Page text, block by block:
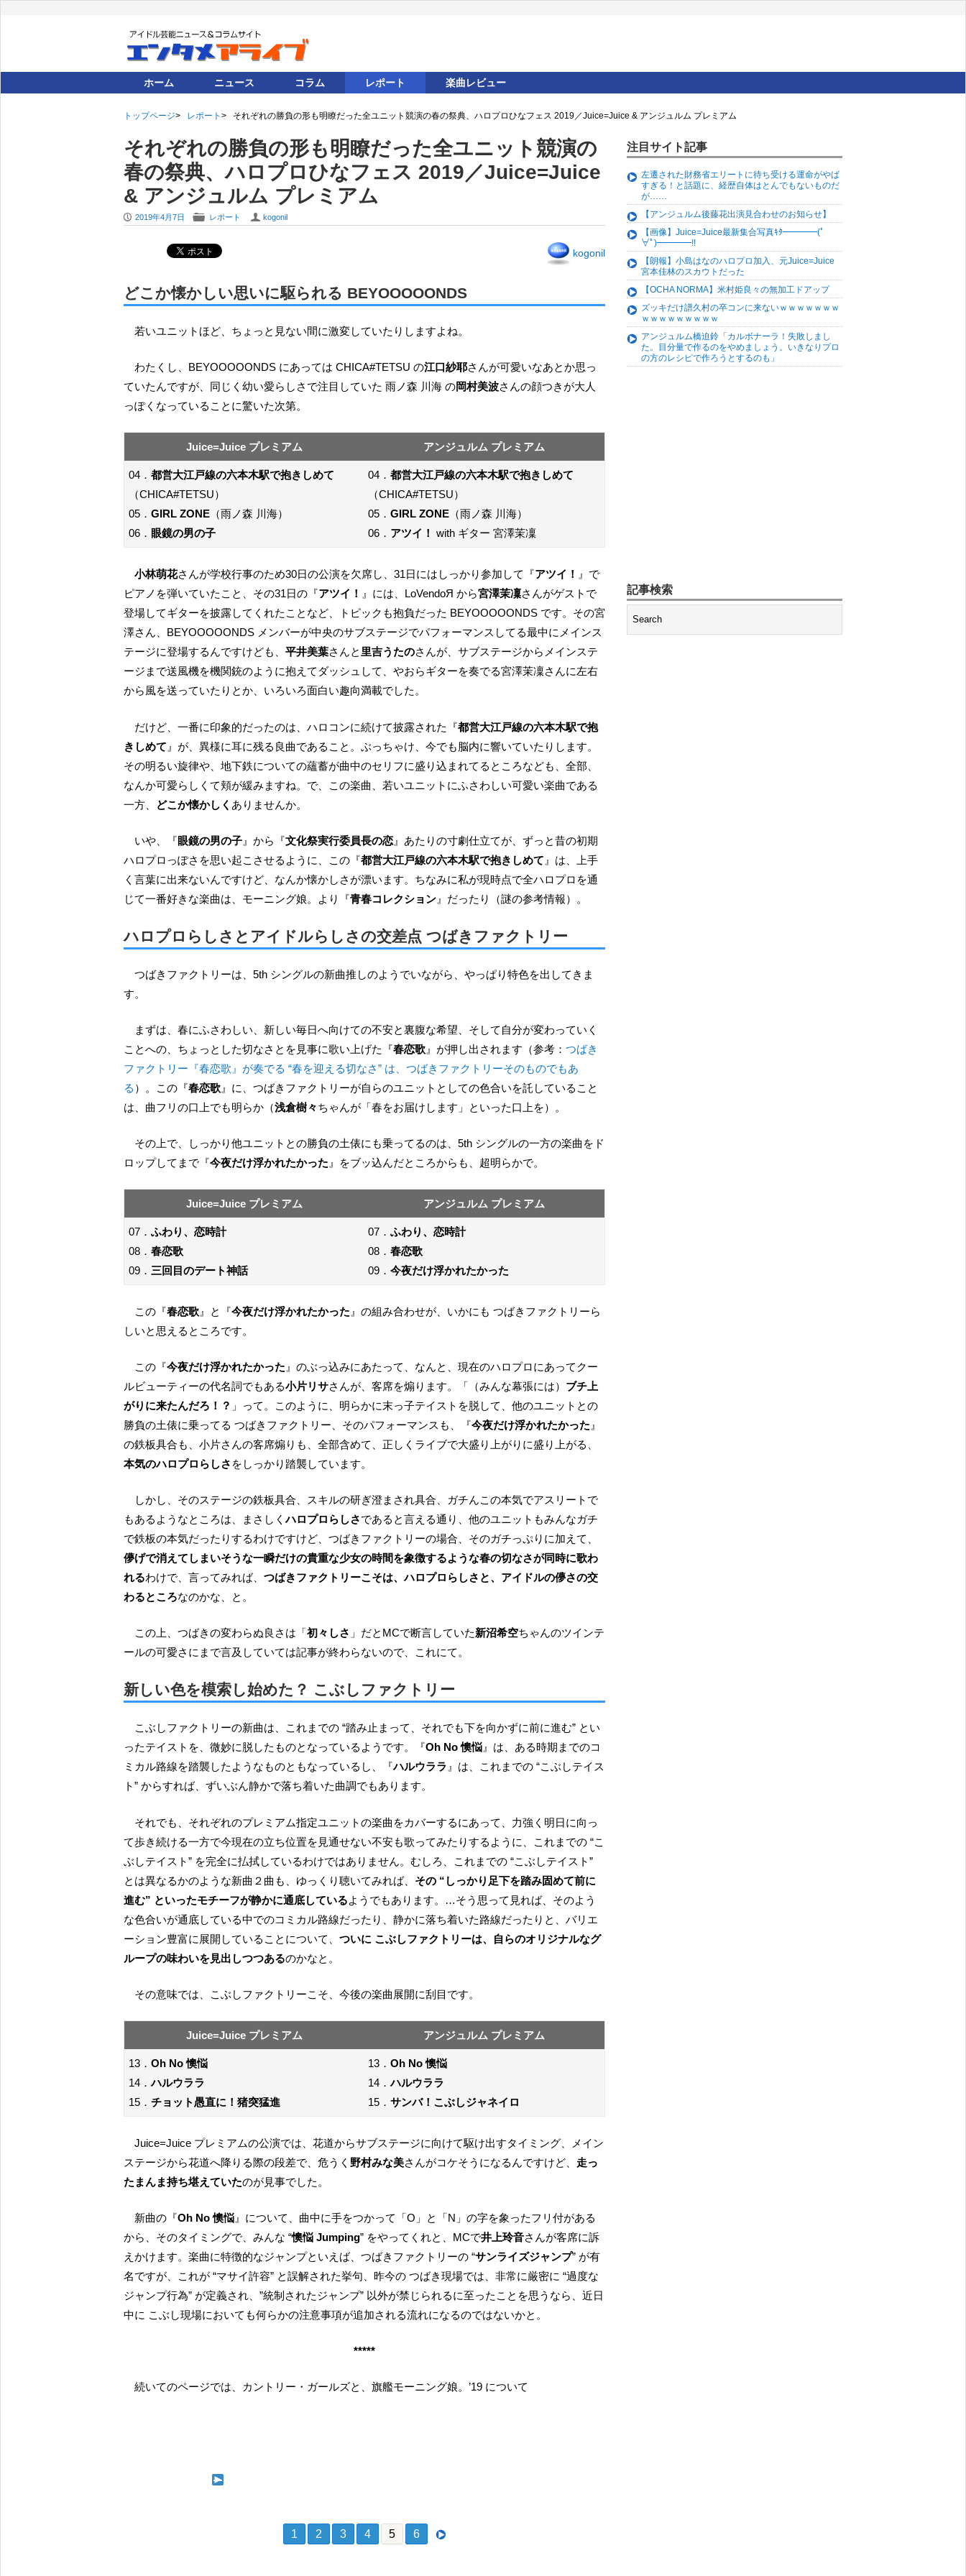
ホーム ニュース コラム レポート 楽曲レビュー
トップページ レポート それぞれの勝負の形も明瞭だった全ユニット競演の春の祭典、ハロプロひなフェス 2019／Juice=Juice & アンジュルム プレミアム
それぞれの勝負の形も明瞭だった全ユニット競演の
春の祭典、ハロプロひなフェス 2019／Juice=Juice
& アンジュルム プレミアム
P 2019年4月7日 F レポート U kogonil
kogonil
どこか懐かしい思いに駆られる BEYOOOOONDS
若いユニットほど、ちょっと見ない間に激変していたりしますよね。
わたくし、BEYOOOOONDS にあっては CHICA#TETSU の江口紗耶さんが可愛いなあとか思っ
ていたんですが、同じく幼い愛らしさで注目していた 雨ノ森 川海 の岡村美波さんの顔つきが大人
っぽくなっていることに驚いた次第。
Juice=Juice プレミアム アンジュルム プレミアム
04． 都営大江戸線の六本木駅で抱きしめて
（CHICA#TETSU）
05． GIRL ZONE （雨ノ森 川海）
06． 眼鏡の男の子
04． 都営大江戸線の六本木駅で抱きしめて
（CHICA#TETSU）
05． GIRL ZONE （雨ノ森 川海）
06． アツイ！ with ギター 宮澤茉凜
小林萌花さんが学校行事のため30日の公演を欠席し、31日にはしっかり参加して『アツイ！ 』で
ピアノを弾いていたこと、その31日の『アツイ！ 』には、LoVendoЯ から宮澤茉凜さんがゲストで
登場してギターを披露してくれたことなど、トピックも抱負だった BEYOOOOONDS です。その宮
澤さん、BEYOOOOONDS メンバーが中央のサブステージでパフォーマンスしてる最中にメインス
テージに登場するんですけども、 平井美葉さんと里吉うたのさんが、サブステージからメインステ
ージまで送風機を機関銃のように抱えてダッシュして、やおらギターを奏でる宮澤茉凜さんに左右
から風を送っていたりとか、いろいろ面白い趣向満載でした。
だけど、一番に印象的だったのは、ハロコンに続けて披露された『都営大江戸線の六本木駅で抱
きしめて 』が、異様に耳に残る良曲であること。ぶっちゃけ、今でも脳内に響いていたりします。
その明るい旋律や、地下鉄についての蘊蓄が曲中のセリフに盛り込まれてるところなども、全部、
なんか可愛らしくて頬が緩みますね。で、この楽曲、若いユニットにふさわしい可愛い楽曲である
一方、
どこか懐かしく ありませんか。
いや、『眼鏡の男の子 』から『文化祭実行委員長の恋 』あたりの寸劇仕立てが、ずっと昔の初期
ハロプロっぽさを思い起こさせるように、この『都営大江戸線の六本木駅で抱きしめて 』は、上手
く言葉に出来ないんですけど、なんか懐かしさが漂います。ちなみに私が現時点で全ハロプロを通
じて一番好きな楽曲は、モーニング娘。より『青春コレクション 』だったり（謎の参考情報）。
ハロプロらしさとアイドルらしさの交差点 つばきファクトリー
つばきファクトリーは、5th シングルの新曲推しのようでいながら、やっぱり特色を出してきま
す。
まずは、春にふさわしい、新しい毎日へ向けての不安と裏腹な希望、そして自分が変わっていく
ことへの、ちょっとした切なさとを見事に歌い上げた『春恋歌 』が押し出されます（参考： つばき
ファクトリー『春恋歌』が奏でる “春を迎える切なさ” は、つばきファクトリーそのものでもあ
る ）。この『春恋歌 』に、つばきファクトリーが自らのユニットとしての色合いを託していること
は、曲フリの口上でも明らか（浅倉樹々ちゃんが「春をお届けします」といった口上を）。
その上で、しっかり他ユニットとの勝負の土俵にも乗ってるのは、5th シングルの一方の楽曲をド
ロップしてまで『今夜だけ浮かれたかった 』をブッ込んだところからも、超明らかで。
Juice=Juice プレミアム アンジュルム プレミアム
07． ふわり、恋時計
08． 春恋歌
09． 三回目のデート神話
07． ふわり、恋時計
08． 春恋歌
09． 今夜だけ浮かれたかった
この『春恋歌 』と『今夜だけ浮かれたかった 』の組み合わせが、いかにも つばきファクトリーら
しいと思えるところです。
この『今夜だけ浮かれたかった 』のぶっ込みにあたって、なんと、現在のハロプロにあってクー
ルビューティーの代名詞でもある小片リサさんが、客席を煽ります。「（みんな幕張には） ブチ上
がりに来たんだろ！？ 」って。このように、明らかに末っ子テイストを脱して、他のユニットとの
勝負の土俵に乗ってる つばきファクトリー、そのパフォーマンスも、『今夜だけ浮かれたかった 』
の鉄板具合も、小片さんの客席煽りも、全部含めて、正しくライブで大盛り上がりに盛り上がる、
本気のハロプロらしさ をしっかり踏襲しています。
しかし、そのステージの鉄板具合、スキルの研ぎ澄まされ具合、ガチんこの本気でアスリートで
もあるようなところは、まさしくハロプロらしさであると言える通り、他のユニットもみんなガチ
で鉄板の本気だったりするわけですけど、つばきファクトリーの場合、そのガチっぷりに加えて、
儚げで消えてしまいそうな一瞬だけの貴重な少女の時間を象徴するような春の切なさが同時に歌わ
れるわけで、言ってみれば、 つばきファクトリーこそは、ハロプロらしさと、アイドルの儚さの交
わるところなのかな、と。
この上、つばきの変わらぬ良さは「初々しさ 」だとMCで断言していた新沼希空ちゃんのツインテ
ールの可愛さにまで言及していては記事が終わらないので、これにて。
新しい色を模索し始めた？ こぶしファクトリー
こぶしファクトリーの新曲は、これまでの “踏み止まって、それでも下を向かずに前に進む” とい
ったテイストを、微妙に脱したものとなっているようです。『Oh No 懊悩』は、ある時期までのコ
ミカル路線を踏襲したようなものともなっているし、『ハルウララ』は、これまでの “こぶしテイス
ト” からすれば、ずいぶん静かで落ち着いた曲調でもあります。
それでも、それぞれのプレミアム指定ユニットの楽曲をカバーするにあって、力強く明日に向っ
て歩き続ける一方で今現在の立ち位置を見通せない不安も歌ってみたりするように、これまでの “こ
ぶしテイスト” を完全に払拭しているわけではありません。むしろ、これまでの “こぶしテイスト”
とは異なるかのような新曲２曲も、ゆっくり聴いてみれば、 その “しっかり足下を踏み固めて前に
進む” といったモチーフが静かに通底しているようでもあります。…そう思って見れば、そのよう
な色合いが通底している中でのコミカル路線だったり、静かに落ち着いた路線だったりと、バリエ
ーション豊富に展開していることについて、 ついに こぶしファクトリーは、自らのオリジナルなグ
ループの味わいを見出しつつあるのかなと。
その意味では、こぶしファクトリーこそ、今後の楽曲展開に刮目です。
Juice=Juice プレミアム アンジュルム プレミアム
13． Oh No 懊悩
14．ハルウララ
15． チョット愚直に！猪突猛進
13． Oh No 懊悩
14．ハルウララ
15． サンバ！こぶしジャネイロ
Juice=Juice プレミアムの公演では、花道からサブステージに向けて駆け出すタイミング、メイン
ステージから花道へ降りる際の段差で、危うく 野村みな美さんがコケそうになるんですけど、 走っ
たまんま持ち堪えていたのが見事でした。
新曲の『Oh No 懊悩 』について、曲中に手をつかって「O」と「N」の字を象ったフリ付がある
から、そのタイミングで、みんな “懊悩 Jumping” をやってくれと、MCで井上玲音さんが客席に訴
えかけます。楽曲に特徴的なジャンプといえば、つばきファクトリーの “サンライズジャンプ” が有
名ですが、これが “マサイ許容” と誤解された挙句、昨今の つばき現場では、非常に厳密に “過度な
ジャンプ行為” が定義され、”統制されたジャンプ” 以外が禁じられるに至ったことを思うなら、近日
中に こぶし現場においても何らかの注意事項が追加される流れになるのではないかと。
*****
続いてのページでは、カントリー・ガールズと、旗艦モーニング娘。’19 について
1 2 3 4 5 6
注目サイト記事
左遷された財務省エリートに待ち受ける運命がやば
すぎる！と話題に、経歴自体はとんでもないものだ
が……
【アンジュルム後藤花出演見合わせのお知らせ】
【画像】Juice=Juice最新集合写真ｷﾀ━━━━(ﾟ
∀ﾟ)━━━━!!
【朗報】小島はなのハロプロ加入、元Juice=Juice
宮本佳林のスカウトだった
【OCHA NORMA】米村姫良々の無加工ドアップ
ズッキだけ譜久村の卒コンに来ないｗｗｗｗｗｗｗ
ｗｗｗｗｗｗｗｗｗ
アンジュルム橋迫鈴「カルボナーラ！失敗しまし
た。目分量で作るのをやめましょう。いきなりプロ
の方のレシピで作ろうとするのも」
記事検索